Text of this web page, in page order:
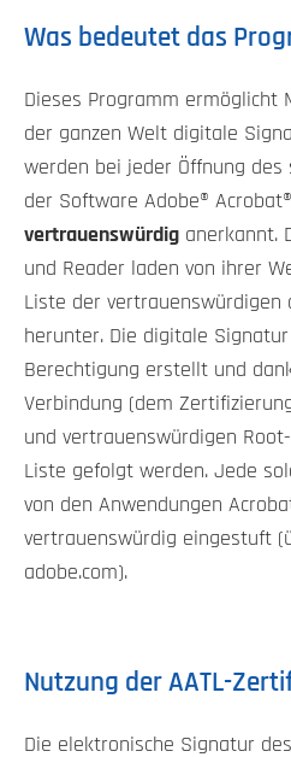
Was bedeutet das
Dieses Programm ermöglicht
der ganzen Welt digitale
werden bei jeder Öffnung
der Software Adobe®
vertrauenswürdig anerkannt.
und Reader laden von ihrer
Liste der
herunter. Die digitale
Berechtigung erstellt und
Verbindung (dem
und vertrauenswürdigen
Liste gefolgt werden. Jede
von den Anwendungen
vertrauenswürdig eingestuft
adobe.com).
Nutzung der AATL-
Die elektronische Signatur